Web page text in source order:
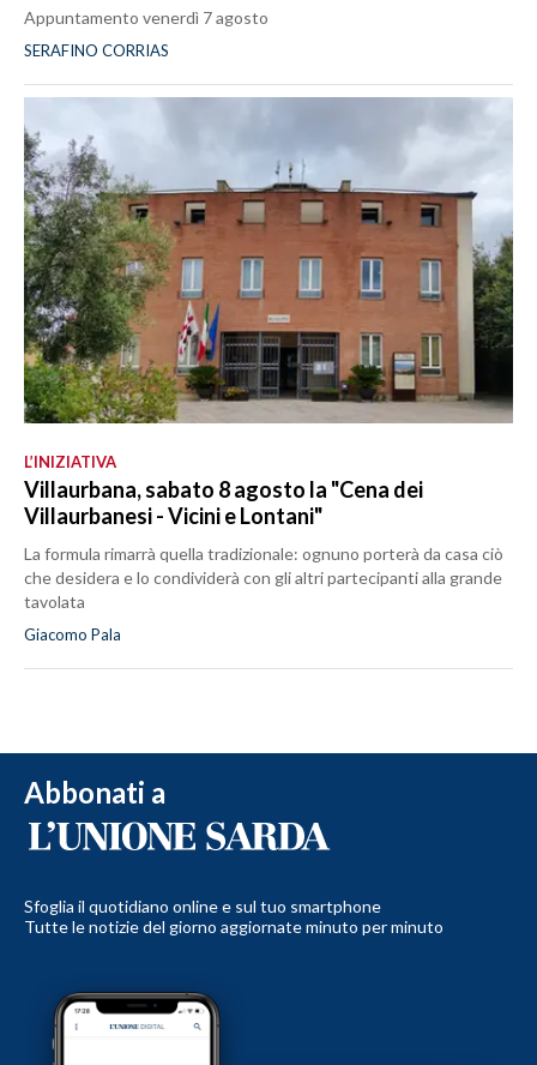
Appuntamento venerdì 7 agosto
SERAFINO CORRIAS
L’INIZIATIVA
Villaurbana, sabato 8 agosto la "Cena dei
Villaurbanesi - Vicini e Lontani"
La formula rimarrà quella tradizionale: ognuno porterà da casa ciò
che desidera e lo condividerà con gli altri partecipanti alla grande
tavolata
Giacomo Pala
Abbonati a
Sfoglia il quotidiano online e sul tuo smartphone
Tutte le notizie del giorno aggiornate minuto per minuto